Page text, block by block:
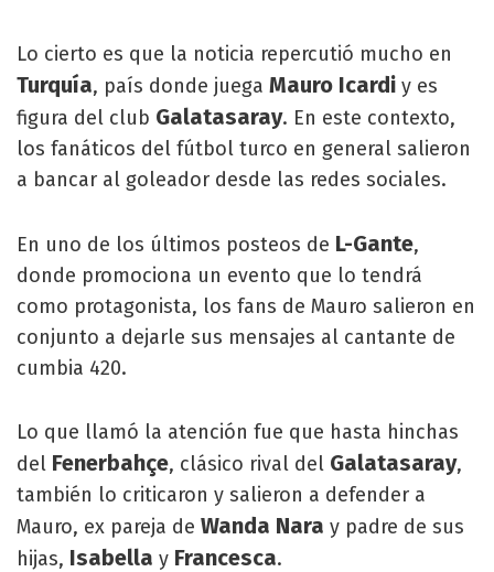
Lo cierto es que la noticia repercutió mucho en
Turquía, país donde juega Mauro Icardi y es
figura del club Galatasaray. En este contexto,
los fanáticos del fútbol turco en general salieron
a bancar al goleador desde las redes sociales.
En uno de los últimos posteos de L-Gante,
donde promociona un evento que lo tendrá
como protagonista, los fans de Mauro salieron en
conjunto a dejarle sus mensajes al cantante de
cumbia 420.
Lo que llamó la atención fue que hasta hinchas
del Fenerbahçe, clásico rival del Galatasaray,
también lo criticaron y salieron a defender a
Mauro, ex pareja de Wanda Nara y padre de sus
hijas, Isabella y Francesca.